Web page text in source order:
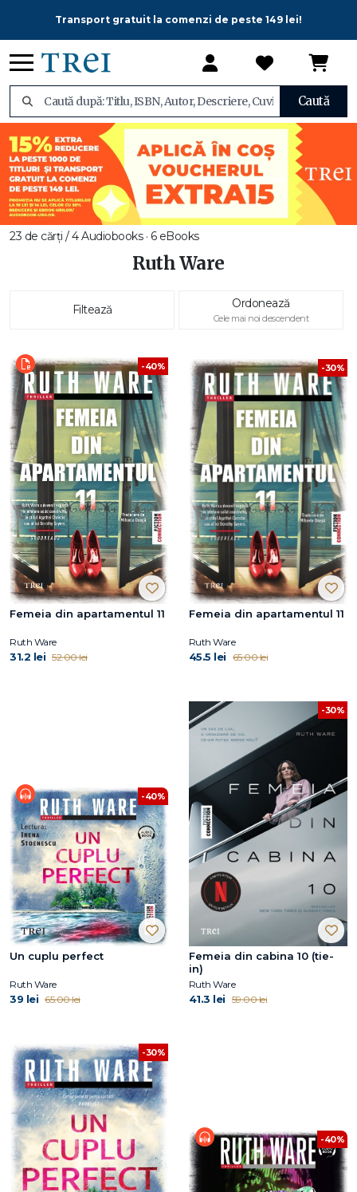
Transport gratuit la comenzi de peste 149 lei!
Caută
23 de cărți / 4 Audiobooks · 6 eBooks
Ruth Ware
Filtează Ordonează
Cele mai noi descendent
-40%
Femeia din apartamentul 11
Ruth Ware
31.2 lei 52.00 lei
-30%
Femeia din apartamentul 11
Ruth Ware
45.5 lei 65.00 lei
-40%
Un cuplu perfect
Ruth Ware
39 lei 65.00 lei
-30%
Femeia din cabina 10 (tie-
in)
Ruth Ware
41.3 lei 59.00 lei
-30%
-40%